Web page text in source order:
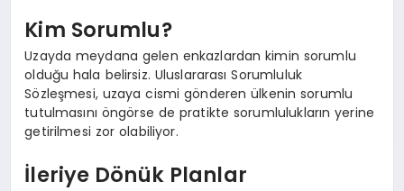
Kim Sorumlu?
Uzayda meydana gelen enkazlardan kimin sorumlu
olduğu hala belirsiz. Uluslararası Sorumluluk
Sözleşmesi, uzaya cismi gönderen ülkenin sorumlu
tutulmasını öngörse de pratikte sorumlulukların yerine
getirilmesi zor olabiliyor.
İleriye Dönük Planlar